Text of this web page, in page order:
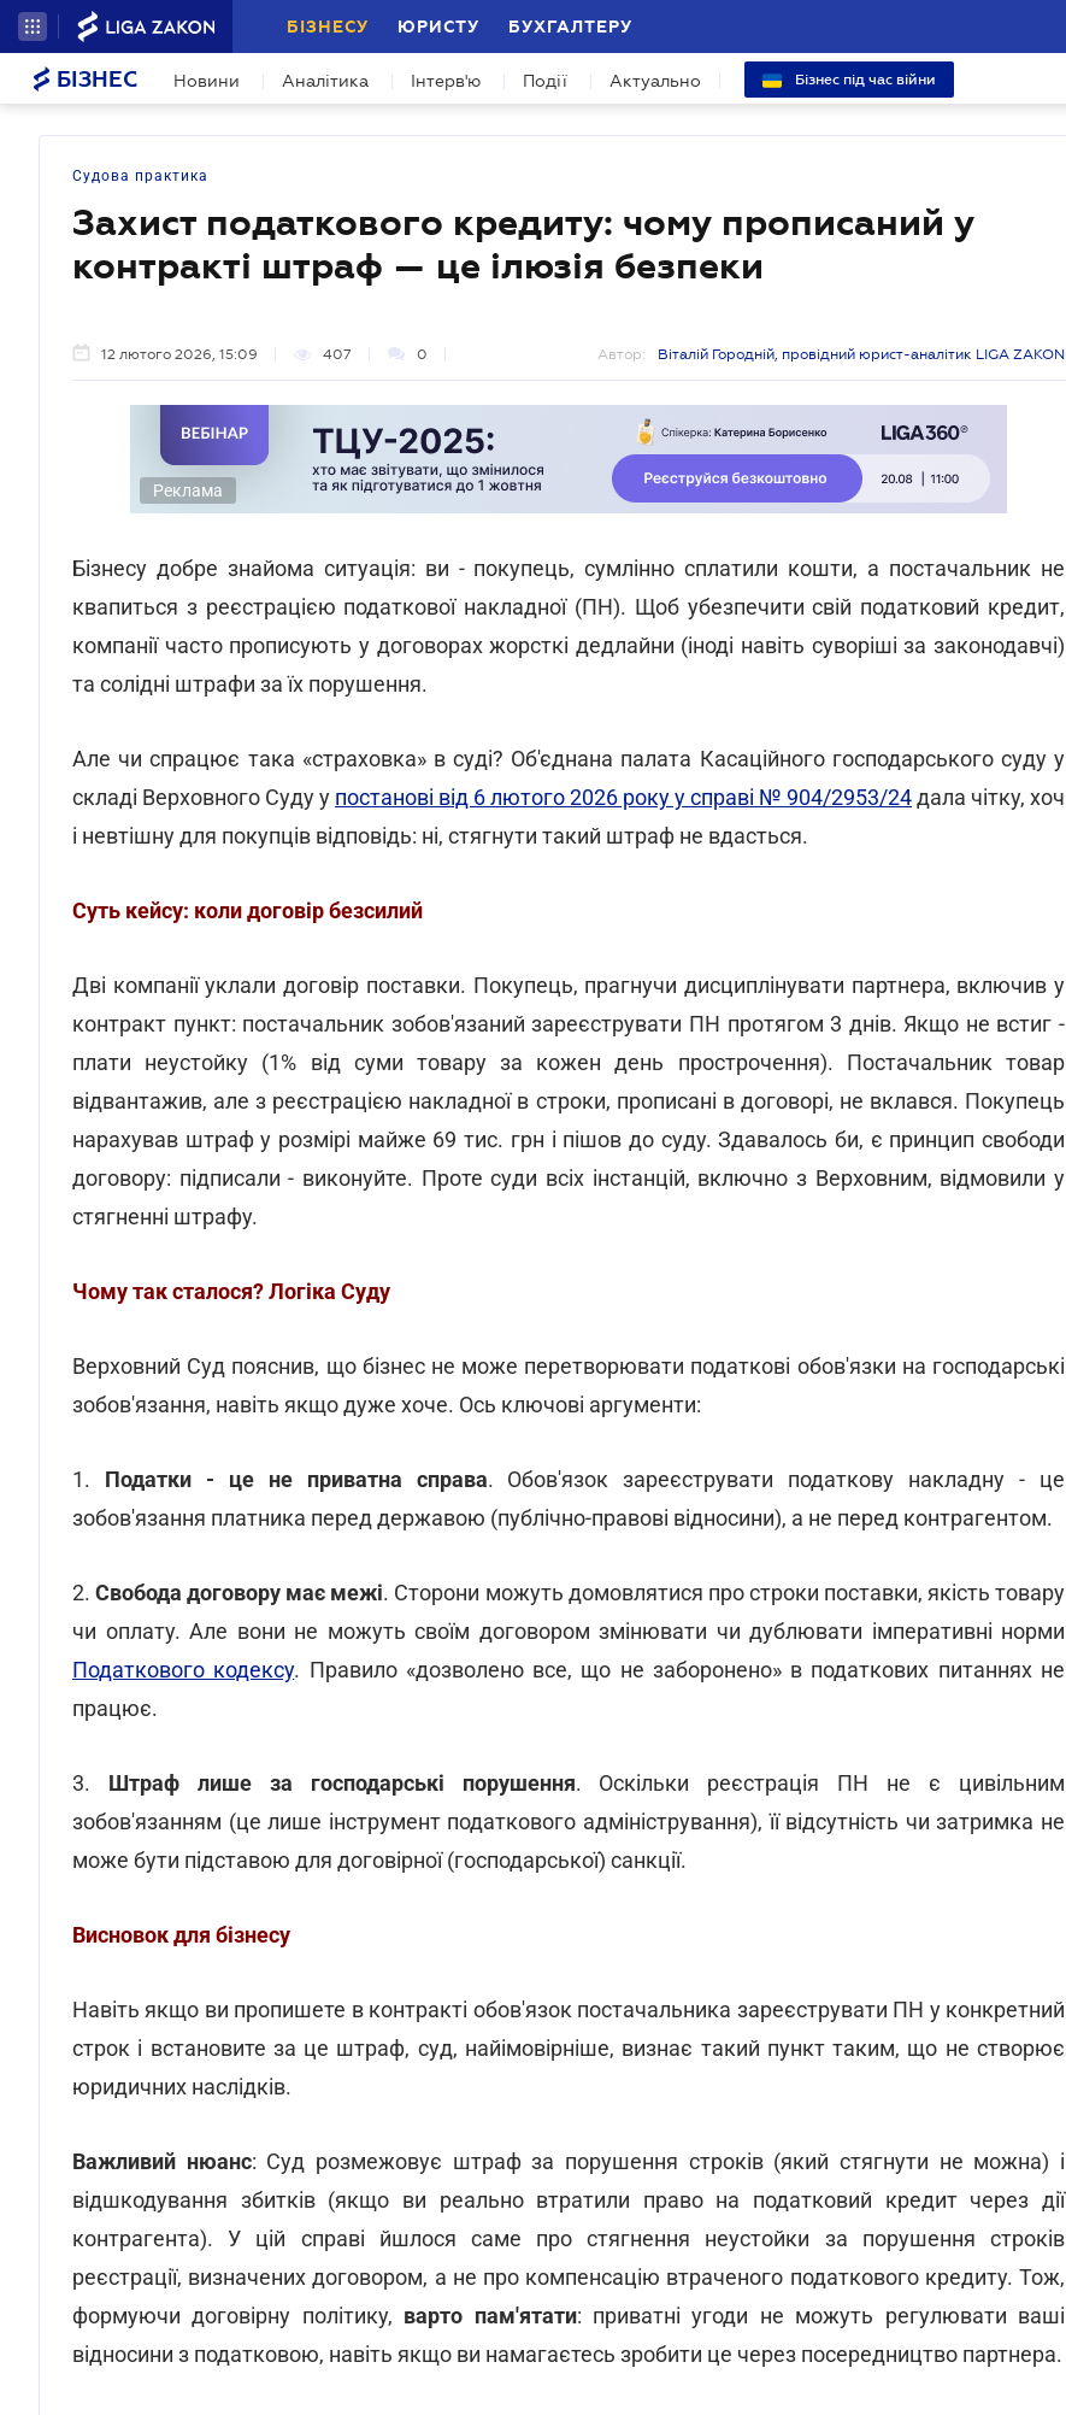
БІЗНЕСУ ЮРИСТУ БУХГАЛТЕРУ
БІЗНЕС Новини Аналітика Інтерв'ю Події Актуально Бізнес під час війни
Судова практика
Захист податкового кредиту: чому прописаний у
контракті штраф — це ілюзія безпеки
12 лютого 2026, 15:09 407 0 Автор: Віталій Городній, провідний юрист-аналітик LIGA ZAKON
Реклама
Бізнесу добре знайома ситуація: ви - покупець, сумлінно сплатили кошти, а постачальник не
квапиться з реєстрацією податкової накладної (ПН). Щоб убезпечити свій податковий кредит,
компанії часто прописують у договорах жорсткі дедлайни (іноді навіть суворіші за законодавчі)
та солідні штрафи за їх порушення.
Але чи спрацює така «страховка» в суді? Об'єднана палата Касаційного господарського суду у
складі Верховного Суду у постанові від 6 лютого 2026 року у справі № 904/2953/24дала чітку, хоч
і невтішну для покупців відповідь: ні, стягнути такий штраф не вдасться.
Суть кейсу: коли договір безсилий
Дві компанії уклали договір поставки. Покупець, прагнучи дисциплінувати партнера, включив у
контракт пункт: постачальник зобов'язаний зареєструвати ПН протягом 3 днів. Якщо не встиг -
плати неустойку (1% від суми товару за кожен день прострочення). Постачальник товар
відвантажив, але з реєстрацією накладної в строки, прописані в договорі, не вклався. Покупець
нарахував штраф у розмірі майже 69 тис. грн і пішов до суду. Здавалось би, є принцип свободи
договору: підписали - виконуйте. Проте суди всіх інстанцій, включно з Верховним, відмовили у
стягненні штрафу.
Чому так сталося? Логіка Суду
Верховний Суд пояснив, що бізнес не може перетворювати податкові обов'язки на господарські
зобов'язання, навіть якщо дуже хоче. Ось ключові аргументи:
1. Податки - це не приватна справа. Обов'язок зареєструвати податкову накладну - це
зобов'язання платника перед державою (публічно-правові відносини), а не перед контрагентом.
2.Свобода договору має межі. Сторони можуть домовлятися про строки поставки, якість товару
чи оплату. Але вони не можуть своїм договором змінювати чи дублювати імперативні норми
Податкового кодексу. Правило «дозволено все, що не заборонено» в податкових питаннях не
працює.
3. Штраф лише за господарські порушення. Оскільки реєстрація ПН не є цивільним
зобов'язанням (це лише інструмент податкового адміністрування), її відсутність чи затримка не
може бути підставою для договірної (господарської) санкції.
Висновок для бізнесу
Навіть якщо ви пропишете в контракті обов'язок постачальника зареєструвати ПН у конкретний
строк і встановите за це штраф, суд, найімовірніше, визнає такий пункт таким, що не створює
юридичних наслідків.
Важливий нюанс: Суд розмежовує штраф за порушення строків (який стягнути не можна) і
відшкодування збитків (якщо ви реально втратили право на податковий кредит через дії
контрагента). У цій справі йшлося саме про стягнення неустойки за порушення строків
реєстрації, визначених договором, а не про компенсацію втраченого податкового кредиту. Тож,
формуючи договірну політику, варто пам'ятати: приватні угоди не можуть регулювати ваші
відносини з податковою, навіть якщо ви намагаєтесь зробити це через посередництво партнера.